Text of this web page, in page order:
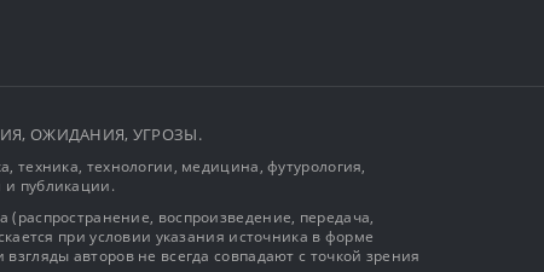
ОЖИДАНИЯ, УГРОЗЫ.
техника, технологии, медицина, футурология,
публикации.
(распространение, воспроизведение, передача,
при условии указания источника в форме
авторов не всегда совпадают с точкой зрения